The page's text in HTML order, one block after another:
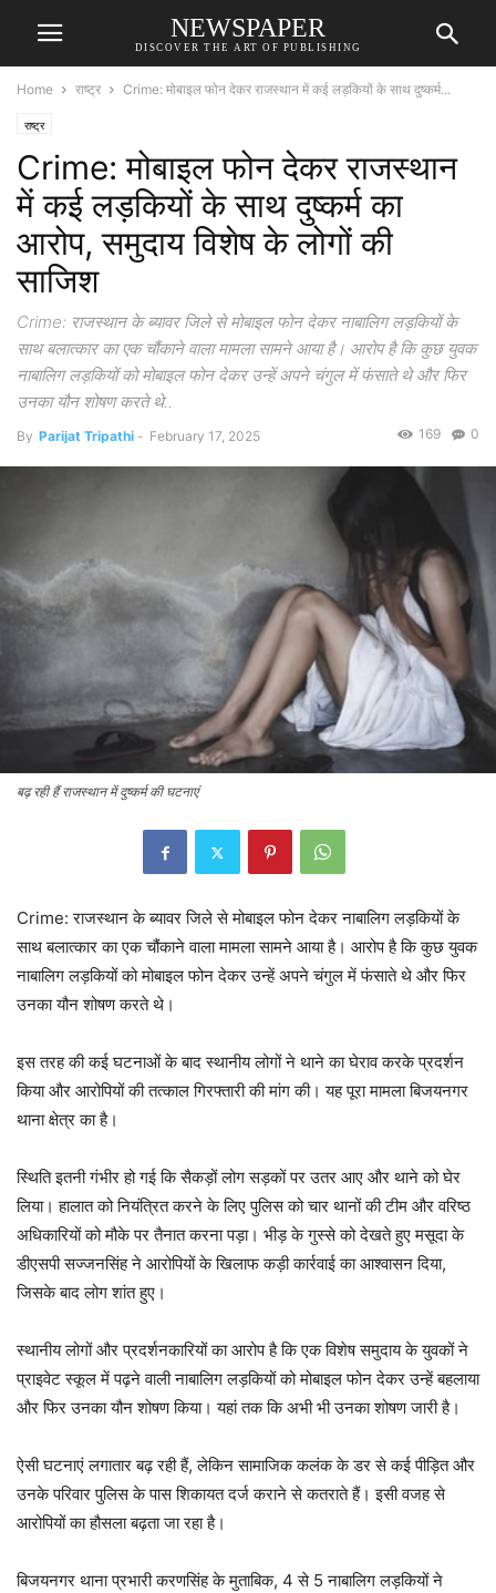
NEWSPAPER
DISCOVER THE ART OF PUBLISHING
Home राष्ट्र Crime: मोबाइल फोन देकर राजस्थान में कई लड़कियों के साथ दुष्कर्म...
राष्ट्र
Crime: मोबाइल फोन देकर राजस्थान
में कई लड़कियों के साथ दुष्कर्म का
आरोप, समुदाय विशेष के लोगों की
साजिश
Crime: राजस्थान के ब्यावर जिले से मोबाइल फोन देकर नाबालिग लड़कियों के
साथ बलात्कार का एक चौंकाने वाला मामला सामने आया है। आरोप है कि कुछ युवक
नाबालिग लड़कियों को मोबाइल फोन देकर उन्हें अपने चंगुल में फंसाते थे और फिर
उनका यौन शोषण करते थे..
By Parijat Tripathi - February 17, 2025 0
169
बढ़ रही हैं राजस्थान में दुष्कर्म की घटनाएं
Crime: राजस्थान के ब्यावर जिले से मोबाइल फोन देकर नाबालिग लड़कियों के
साथ बलात्कार का एक चौंकाने वाला मामला सामने आया है। आरोप है कि कुछ युवक
नाबालिग लड़कियों को मोबाइल फोन देकर उन्हें अपने चंगुल में फंसाते थे और फिर
उनका यौन शोषण करते थे।
इस तरह की कई घटनाओं के बाद स्थानीय लोगों ने थाने का घेराव करके प्रदर्शन
किया और आरोपियों की तत्काल गिरफ्तारी की मांग की। यह पूरा मामला बिजयनगर
थाना क्षेत्र का है।
स्थिति इतनी गंभीर हो गई कि सैकड़ों लोग सड़कों पर उतर आए और थाने को घेर
लिया। हालात को नियंत्रित करने के लिए पुलिस को चार थानों की टीम और वरिष्ठ
अधिकारियों को मौके पर तैनात करना पड़ा। भीड़ के गुस्से को देखते हुए मसूदा के
डीएसपी सज्जनसिंह ने आरोपियों के खिलाफ कड़ी कार्रवाई का आश्वासन दिया,
जिसके बाद लोग शांत हुए।
स्थानीय लोगों और प्रदर्शनकारियों का आरोप है कि एक विशेष समुदाय के युवकों ने
प्राइवेट स्कूल में पढ़ने वाली नाबालिग लड़कियों को मोबाइल फोन देकर उन्हें बहलाया
और फिर उनका यौन शोषण किया। यहां तक कि अभी भी उनका शोषण जारी है।
ऐसी घटनाएं लगातार बढ़ रही हैं, लेकिन सामाजिक कलंक के डर से कई पीड़ित और
उनके परिवार पुलिस के पास शिकायत दर्ज कराने से कतराते हैं। इसी वजह से
आरोपियों का हौसला बढ़ता जा रहा है।
बिजयनगर थाना प्रभारी करणसिंह के मुताबिक, 4 से 5 नाबालिग लड़कियों ने